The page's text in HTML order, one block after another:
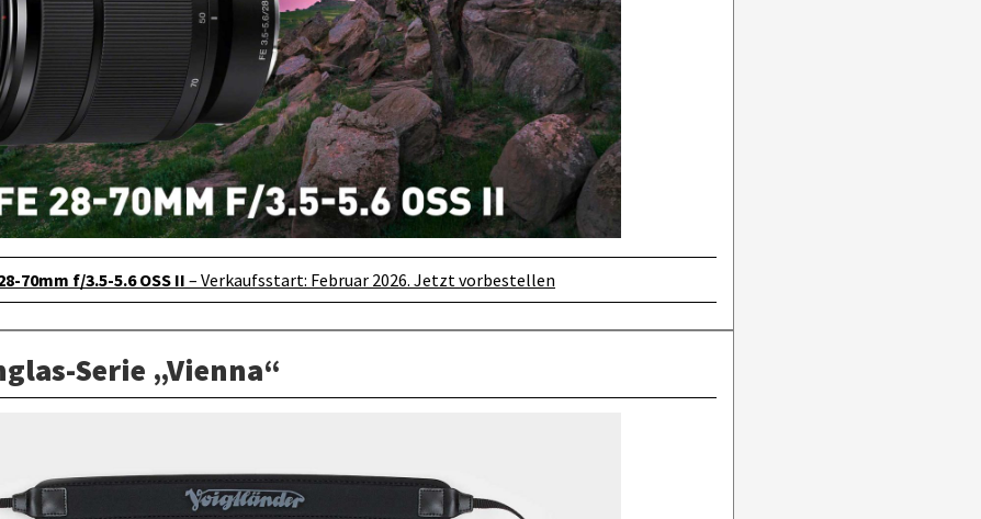
70mm f/3.5-5.6 OSS II – Verkaufsstart: Februar 2026. Jetzt vorbestellen
Serie „Vienna“